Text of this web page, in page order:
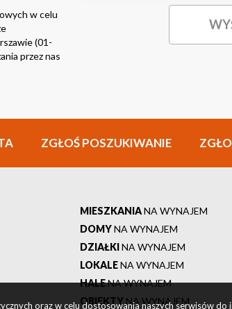
w celu
(01-
przez nas
ZGŁOŚ POSZUKIWANIE
MIESZKANIANA WYNAJEM
DOMYNA WYNAJEM
DZIAŁKINA WYNAJEM
LOKALENA WYNAJEM
HALENA WYNAJEM
OBIEKTY NA WYNAJEM
oraz w celu dostosowania naszych serwisów